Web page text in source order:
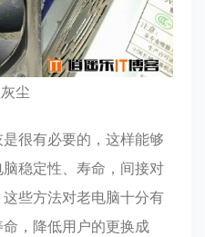
尘
很有必要的，这样能够
稳定性、寿命，间接对
些方法对老电脑十分有
，降低用户的更换成